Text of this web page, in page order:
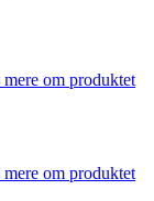
om produktet
om produktet